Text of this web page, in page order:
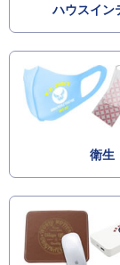
ハウスイン
衛生